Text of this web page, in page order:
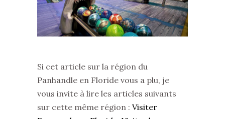
Si cet article sur la région du
Panhandle en Floride vous a plu, je
vous invite à lire les articles suivants
sur cette même région : Visiter